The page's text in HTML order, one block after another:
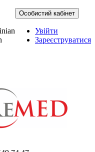
Особистий кабінет
Увійти
Зареєструватися